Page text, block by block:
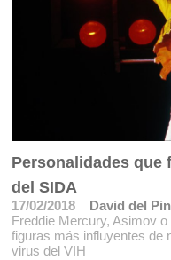
Personalidades que
del SIDA
17/02/2018
David del
Freddie Mercury, Asimov
figuras más influyentes de
virus del VIH